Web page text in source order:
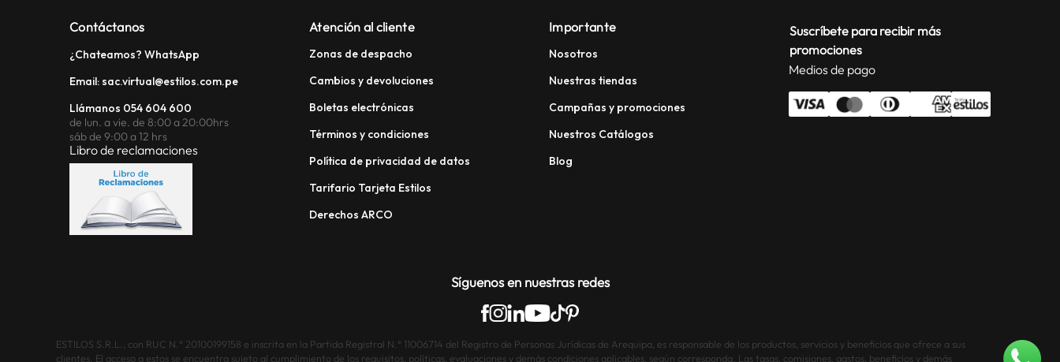
Contáctanos
¿Chateamos? WhatsApp
Email: sac.virtual@estilos.com.pe
Llámanos 054 604 600
de lun. a vie. de 8:00 a 20:00hrs
sáb de 9:00 a 12 hrs
Libro de reclamaciones
Atención al cliente
Zonas de despacho
Cambios y devoluciones
Boletas electrónicas
Términos y condiciones
Política de privacidad de datos
Tarifario Tarjeta Estilos
Derechos ARCO
Importante
Nosotros
Nuestras tiendas
Campañas y promociones
Nuestros Catálogos
Blog
Suscríbete para recibir más
promociones
Medios de pago
Síguenos en nuestras redes
ESTILOS S.R.L., con RUC N.° 20100199158 e inscrita en la Partida Registral N.° 11006714 del Registro de Personas Jurídicas de Arequipa, es responsable de los productos, servicios y beneficios que ofrece a sus
clientes. El acceso a estos se encuentra sujeto al cumplimiento de los requisitos, políticas, evaluaciones y demás condiciones aplicables, según corresponda. Las tasas, comisiones, gastos, beneficios y demás